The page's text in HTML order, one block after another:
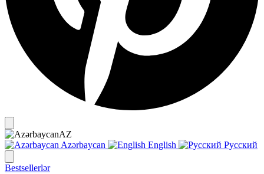
AZ
Azərbaycan
English Русский
Bestsellerlər